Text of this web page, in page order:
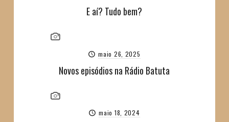
E aí? Tudo bem?
maio 26, 2025
Novos episódios na Rádio Batuta
maio 18, 2024